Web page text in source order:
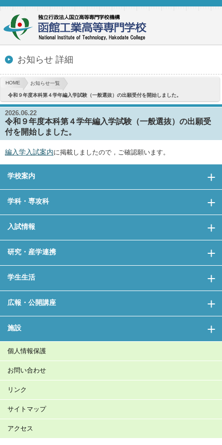
お知らせ 詳細
HOME お知らせ一覧
令和９年度本科第４学年編入学試験（一般選抜）の出願受付を開始しました。
2026.06.22
令和９年度本科第４学年編入学試験（一般選抜）の出願受
付を開始しました。
編入学入試案内に掲載しましたので，ご確認願います。
学校案内
学科・専攻科
入試情報
研究・産学連携
学生生活
広報・公開講座
施設
個人情報保護
お問い合わせ
リンク
サイトマップ
アクセス